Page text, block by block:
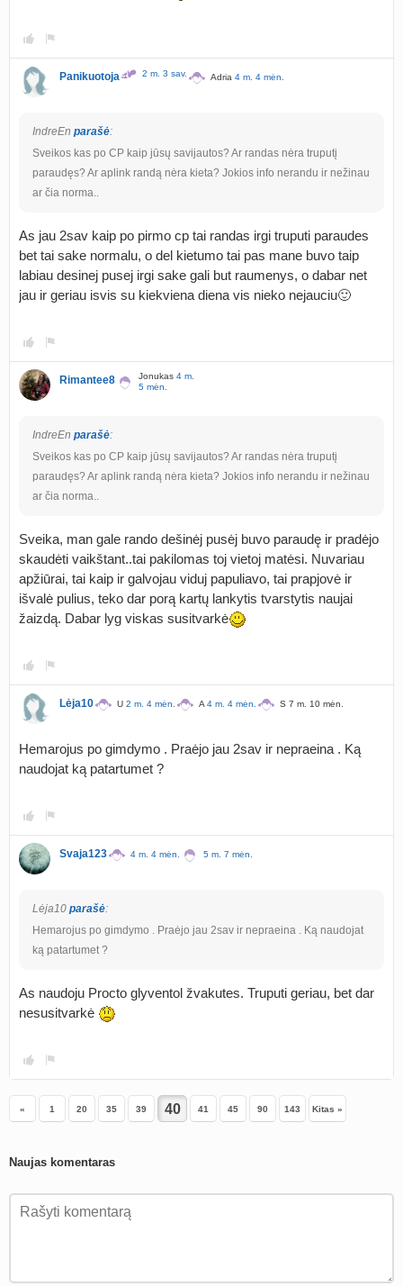
Panikuotoja 2 m. 3 sav. Adria 4 m. 4 mėn.
IndreEn parašė:
Sveikos kas po CP kaip jūsų savijautos? Ar randas nėra truputį
paraudęs? Ar aplink randą nėra kieta? Jokios info nerandu ir nežinau
ar čia norma..
As jau 2sav kaip po pirmo cp tai randas irgi truputi paraudes
bet tai sake normalu, o del kietumo tai pas mane buvo taip
labiau desinej pusej irgi sake gali but raumenys, o dabar net
jau ir geriau isvis su kiekviena diena vis nieko nejauciu🙂
Rimantee8 Jonukas 4 m.
5 mėn.
IndreEn parašė:
Sveikos kas po CP kaip jūsų savijautos? Ar randas nėra truputį
paraudęs? Ar aplink randą nėra kieta? Jokios info nerandu ir nežinau
ar čia norma..
Sveika, man gale rando dešinėj pusėj buvo paraudę ir pradėjo
skaudėti vaikštant..tai pakilomas toj vietoj matėsi. Nuvariau
apžiūrai, tai kaip ir galvojau viduj papuliavo, tai prapjovė ir
išvalė pulius, teko dar porą kartų lankytis tvarstytis naujai
žaizdą. Dabar lyg viskas susitvarkė
Lėja10 U 2 m. 4 mėn. A 4 m. 4 mėn. S 7 m. 10 mėn.
Hemarojus po gimdymo . Praėjo jau 2sav ir nepraeina . Ką
naudojat ką patartumet ?
Svaja123 4 m. 4 mėn. 5 m. 7 mėn.
Lėja10 parašė:
Hemarojus po gimdymo . Praėjo jau 2sav ir nepraeina . Ką naudojat
ką patartumet ?
As naudoju Procto glyventol žvakutes. Truputi geriau, bet dar
nesusitvarkė
« 1 20 35 39 41 45 90 143 Kitas »
Naujas komentaras